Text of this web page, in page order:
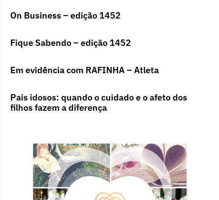
On Business – edição 1452
Fique Sabendo – edição 1452
Em evidência com RAFINHA – Atleta
Pais idosos: quando o cuidado e o afeto dos
filhos fazem a diferença